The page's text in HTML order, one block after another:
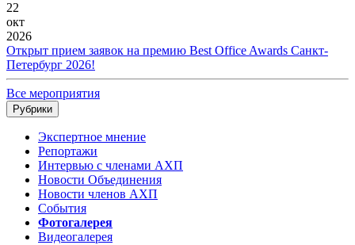
22
окт
2026
Открыт прием заявок на премию Best Office Awards Санкт-
Петербург 2026!
Все мероприятия
Рубрики
Экспертное мнение
Репортажи
Интервью с членами АХП
Новости Объединения
Новости членов АХП
События
Фотогалерея
Видеогалерея